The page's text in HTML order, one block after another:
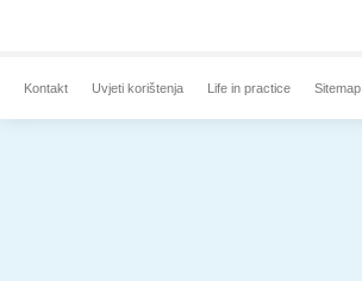
Kontakt Uvjeti korištenja Life in practice Sitemap